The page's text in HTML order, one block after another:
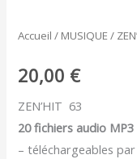
Accueil / MUSIQUE /
20,00 €
ZEN’HIT 63
20 fichiers audio MP3
– téléchargeables
63